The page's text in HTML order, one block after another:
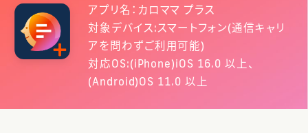
アプリ名：カロママ プラス
対象デバイス:スマートフォン(通信キャリ
アを問わずご利用可能)
対応OS:(iPhone)iOS 16.0 以上、
(Android)OS 11.0 以上